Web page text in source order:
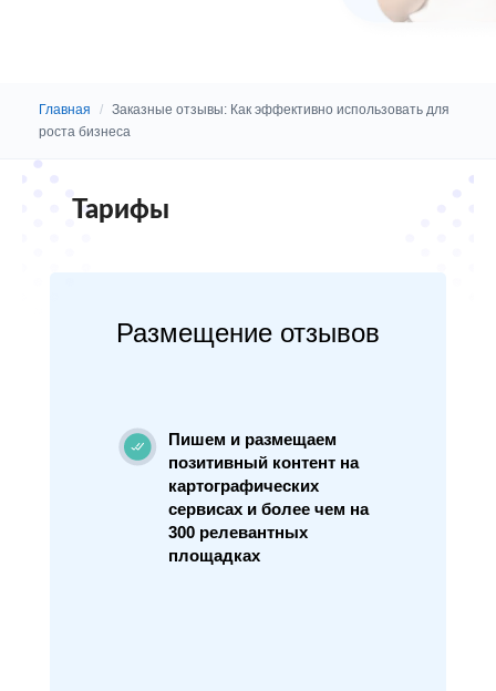
Главная / Заказные отзывы: Как эффективно использовать для
роста бизнеса
Тарифы
Размещение отзывов
Пишем и размещаем
позитивный контент на
картографических
сервисах и более чем на
300 релевантных
площадках